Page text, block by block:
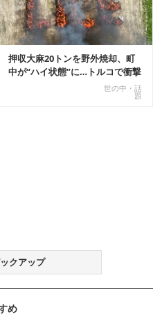
押収大麻20トンを野外焼却、町
中が“ハイ状態”に…トルコで衝撃
世の中・話
題
クアップ
め